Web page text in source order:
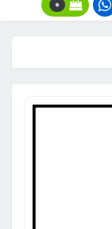
0